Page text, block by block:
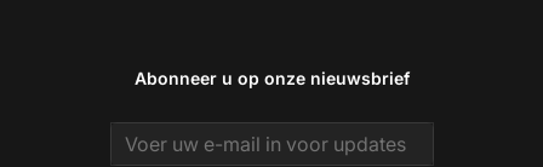
Abonneer u op onze nieuwsbrief
Email address